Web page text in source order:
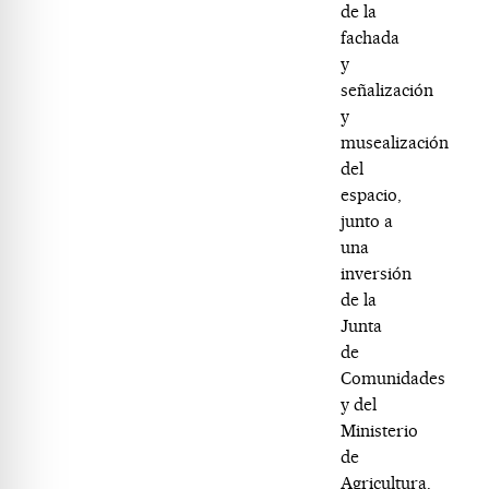
de la
fachada
y
señalización
y
musealización
del
espacio,
junto a
una
inversión
de la
Junta
de
Comunidades
y del
Ministerio
de
Agricultura.